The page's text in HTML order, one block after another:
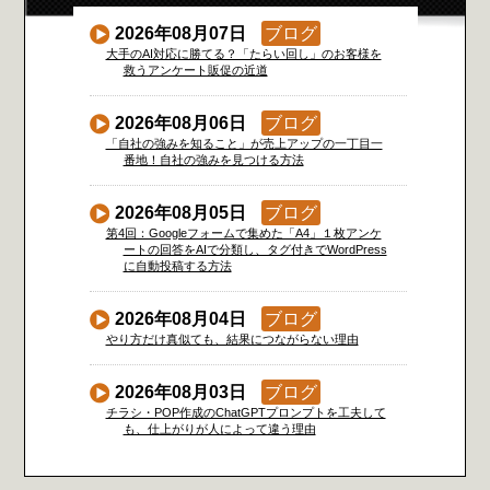
2026年08月07日 ブログ
大手のAI対応に勝てる？「たらい回し」のお客様を
救うアンケート販促の近道
2026年08月06日 ブログ
「自社の強みを知ること」が売上アップの一丁目一
番地！自社の強みを見つける方法
2026年08月05日 ブログ
第4回：Googleフォームで集めた「A4」１枚アンケ
ートの回答をAIで分類し、タグ付きでWordPress
に自動投稿する方法
2026年08月04日 ブログ
やり方だけ真似ても、結果につながらない理由
2026年08月03日 ブログ
チラシ・POP作成のChatGPTプロンプトを工夫して
も、仕上がりが人によって違う理由